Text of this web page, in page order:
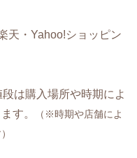
天・Yahoo!ショッピン
は購入場所や時期によ
す。
（※時期や店舗によ